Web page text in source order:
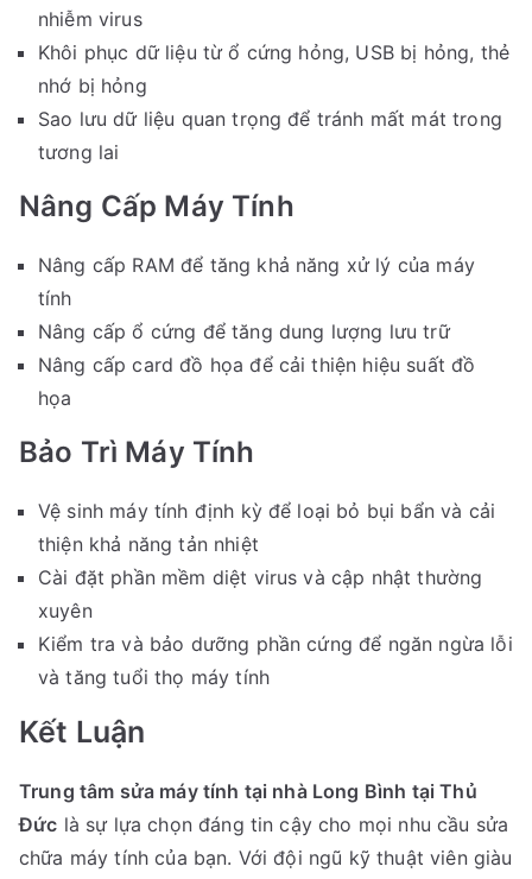
nhiễm virus
Khôi phục dữ liệu từ ổ cứng hỏng, USB bị hỏng, thẻ
nhớ bị hỏng
Sao lưu dữ liệu quan trọng để tránh mất mát trong
tương lai
Nâng Cấp Máy Tính
Nâng cấp RAM để tăng khả năng xử lý của máy
tính
Nâng cấp ổ cứng để tăng dung lượng lưu trữ
Nâng cấp card đồ họa để cải thiện hiệu suất đồ
họa
Bảo Trì Máy Tính
Vệ sinh máy tính định kỳ để loại bỏ bụi bẩn và cải
thiện khả năng tản nhiệt
Cài đặt phần mềm diệt virus và cập nhật thường
xuyên
Kiểm tra và bảo dưỡng phần cứng để ngăn ngừa lỗi
và tăng tuổi thọ máy tính
Kết Luận
Trung tâm sửa máy tính tại nhà Long Bình tại Thủ
Đức là sự lựa chọn đáng tin cậy cho mọi nhu cầu sửa
chữa máy tính của bạn. Với đội ngũ kỹ thuật viên giàu